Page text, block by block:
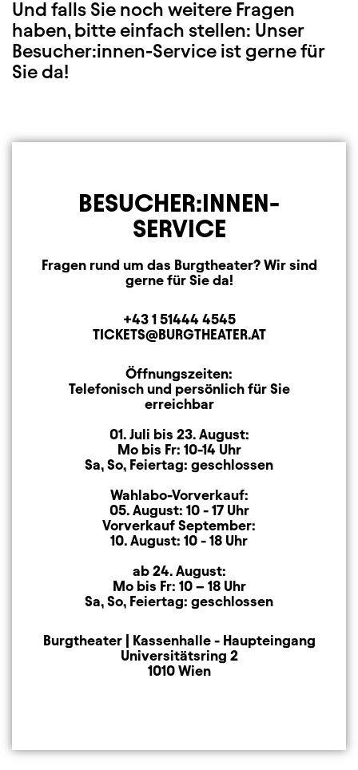
Und falls Sie noch weitere Fragen
haben, bitte einfach stellen: Unser
Besucher:innen-Service ist gerne für
Sie da!
BESUCHER:INNEN-
SERVICE
Fragen rund um das Burgtheater? Wir sind
gerne für Sie da!
Telefon
+43 1 51444 4545
E-MAIL ADRESSE
TICKETS@BURGTHEATER.AT
Öffnungszeiten
Öffnungszeiten:
Telefonisch und persönlich für Sie
erreichbar
01. Juli bis 23. August:
Mo bis Fr: 10-14 Uhr
Sa, So, Feiertag: geschlossen
Wahlabo-Vorverkauf:
05. August: 10 - 17 Uhr
Vorverkauf September:
10. August: 10 - 18 Uhr
ab 24. August:
Mo bis Fr: 10 – 18 Uhr
Sa, So, Feiertag: geschlossen
Anschrift
Burgtheater | Kassenhalle - Haupteingang
Universitätsring 2
1010 Wien